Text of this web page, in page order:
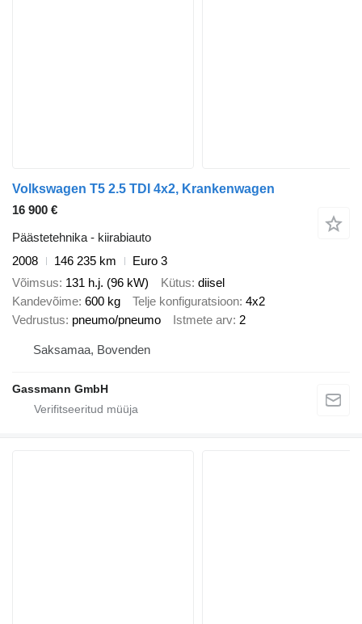
Volkswagen T5 2.5 TDI 4x2, Krankenwagen
16 900 €
Päästetehnika - kiirabiauto
2008
146 235 km
Euro 3
Võimsus 131 h.j. (96 kW) Kütus diisel
Kandevõime 600 kg Telje konfiguratsioon 4x2
Vedrustus pneumo/pneumo Istmete arv 2
Saksamaa, Bovenden
Gassmann GmbH